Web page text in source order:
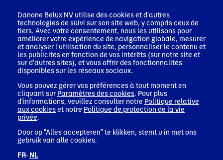
Danone Cottage Cheese 420g
Danone Belux NV utilise des cookies et d'autres
technologies de suivi sur son site web, y compris ceux de
tiers. Avec votre consentement, nous les utilisons pour
améliorer votre expérience de navigation globale, mesurer
et analyser l'utilisation du site, personnaliser le contenu et
les publicités en fonction de vos intérêts (sur notre site et
sur d'autres sites), et vous offrir des fonctionnalités
disponibles sur les réseaux sociaux.
Vous pouvez gérer vos préférences à tout moment en
cliquant sur Paramètres des cookies. Pour plus
d'informations, veuillez consulter notre Politique relative
aux cookieset notre Politique de protection de la vie
privée.
Door op "Alles accepteren" te klikken, stemt u in met ons
gebruik van alle cookies.
FR· NL